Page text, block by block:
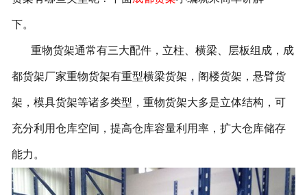
关于我们
下。
重物货架通常有三大配件，立柱、横梁、层板组成，成
都货架厂家重物货架有重型横梁货架，阁楼货架，悬臂货
架，模具货架等诸多类型，重物货架大多是立体结构，可
充分利用仓库空间，提高仓库容量利用率，扩大仓库储存
能力。